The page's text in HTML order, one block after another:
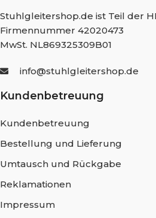
Stuhlgleitershop.de ist Teil der
Firmennummer 42020473
MwSt. NL869325309B01
info@stuhlgleitershop.de
Kundenbetreuung
Kundenbetreuung
Bestellung und Lieferung
Umtausch und Rückgabe
Reklamationen
Impressum